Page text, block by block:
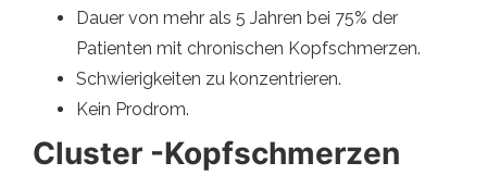
Dauer von mehr als 5 Jahren bei 75% der
Patienten mit chronischen Kopfschmerzen.
Schwierigkeiten zu konzentrieren.
Kein Prodrom.
Cluster -Kopfschmerzen